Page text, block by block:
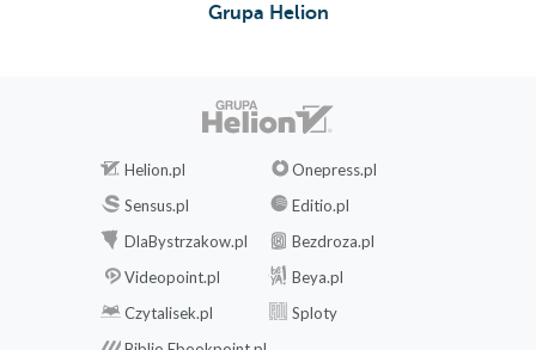
Grupa Helion
Helion.pl
Onepress.pl
Sensus.pl
Editio.pl
DlaBystrzakow.pl
Bezdroza.pl
Videopoint.pl
Beya.pl
Czytalisek.pl
Sploty